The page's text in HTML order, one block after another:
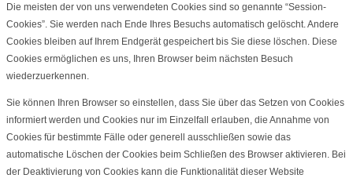
Die meisten der von uns verwendeten Cookies sind so genannte “Session-
Cookies”. Sie werden nach Ende Ihres Besuchs automatisch gelöscht. Andere
Cookies bleiben auf Ihrem Endgerät gespeichert bis Sie diese löschen. Diese
Cookies ermöglichen es uns, Ihren Browser beim nächsten Besuch
wiederzuerkennen.
Sie können Ihren Browser so einstellen, dass Sie über das Setzen von Cookies
informiert werden und Cookies nur im Einzelfall erlauben, die Annahme von
Cookies für bestimmte Fälle oder generell ausschließen sowie das
automatische Löschen der Cookies beim Schließen des Browser aktivieren. Bei
der Deaktivierung von Cookies kann die Funktionalität dieser Website